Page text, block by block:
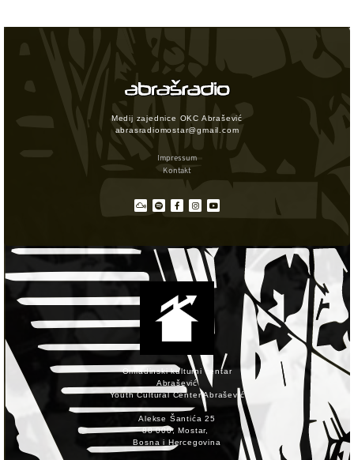
Medij zajednice OKC Abrašević
abrasradiomostar@gmail.com
Impressum
Kontakt
Omladinski kulturni centar
Abrašević
Youth Cultural Center Abrašević
Alekse Šantića 25
88 000, Mostar,
Bosna i Hercegovina